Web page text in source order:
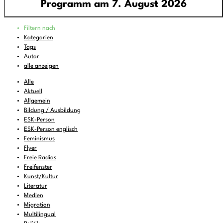
Programm am 7. August 2026
06:00
07:00 - 08:00
08:00
08:30
10:00 - 11:00 FREIRAD Musik
11:00 - 11:06 BBC News
11:06
12:00 - 13:00
13:00 - 13:06
13:06
13:22 - 16:00
Filtern nach
Kategorien
Tags
Autor
alle anzeigen
Alle
Aktuell
Allgemein
Bildung / Ausbildung
ESK-Person
ESK-Person englisch
Feminismus
Flyer
Freie Radios
Freifenster
Kunst/Kultur
Literatur
Medien
Migration
Multilingual